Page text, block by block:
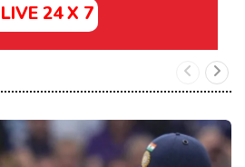
LIVE 24 X 7